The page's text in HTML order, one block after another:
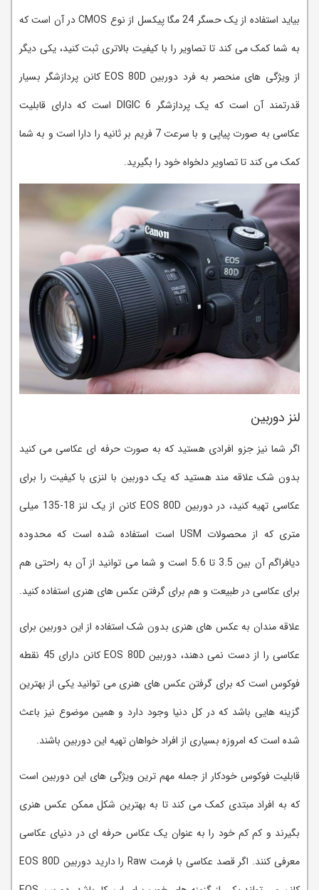
بیاید استفاده از یک حسگر 24 مگا پیکسل از نوع CMOS در آن است که
به شما کمک می کند تا تصاویر را با کیفیت بالاتری ثبت کنید، یکی دیگر
از ویژگی های منحصر به فرد دوربین EOS 80D کانن پردازشگر بسیار
قدرتمند آن است که یک پردازشگر DIGIC 6 است که دارای قابلیت
عکاسی به صورت پیاپی و با سرعت 7 فریم بر ثانیه را دارا است و به شما
کمک می کند تا تصاویر دلخواه خود را بگیرید.
لنز دوربین
اگر شما نیز جزو افرادی هستید که به صورت حرفه ای عکاسی می کنید
بدون شک علاقه مند هستید که یک دوربین با لنزی با کیفیت را برای
عکاسی تهیه کنید، در دوربین EOS 80D کانن از یک لنز 18-135 میلی
متری که از محصولات USM است استفاده شده است که محدوده
دیافراگم آن بین 3.5 تا 5.6 است و شما می توانید از آن به راحتی هم
برای عکاسی در طبیعت و هم برای گرفتن عکس های هنری استفاده کنید.
علاقه مندان به عکس های هنری بدون شک استفاده از این دوربین برای
عکاسی را از دست نمی دهند، دوربین EOS 80D کانن دارای 45 نقطه
فوکوس است که برای گرفتن عکس های هنری می توانید یکی از بهترین
گزینه هایی باشد که در کل دنیا وجود دارد و همین موضوع نیز باعث
شده است که امروزه بسیاری از افراد خواهان تهیه این دوربین باشند.
قابلیت فوکوس خودکار از جمله مهم ترین ویژگی های این دوربین است
که به افراد مبتدی کمک می کند تا به بهترین شکل ممکن عکس هنری
بگیرند و کم کم خود را به عنوان یک عکاس حرفه ای در دنیای عکاسی
معرفی کنند. اگر قصد عکاسی با فرمت Raw را دارید دوربین EOS 80D